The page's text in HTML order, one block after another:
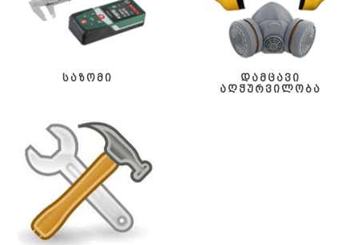
საზომი
დამცავი
აღჭურვილობა